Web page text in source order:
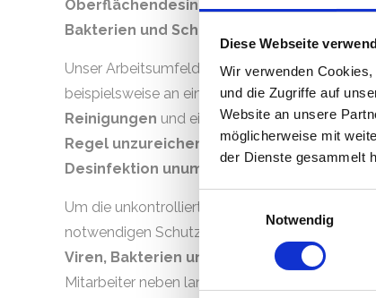
Diese Webseite
Wir verwenden
und die Zugriffe auf
Website an unsere
möglicherweise mit
der Dienste gesammelt
Einwilligungsauswahl
Notwendig
Oberflächendesinfektionen sind wir
Bakterien und Schimmelpilze
Unser Arbeitsumfeld erstreckt sich dabei von
beispielsweise an einem Leichenfundort, bis
Reinigungen und einfaches Entsorgen von
Regel unzureichend
. In Räumlichkeiten mit
Desinfektion unumgänglich
Um die unkontrollierte Ausbreitung von
notwendigen Schutzmaßnahmen ein und
Viren, Bakterien und Schimmelpilze
Mitarbeiter neben langjähriger Erfahrung und